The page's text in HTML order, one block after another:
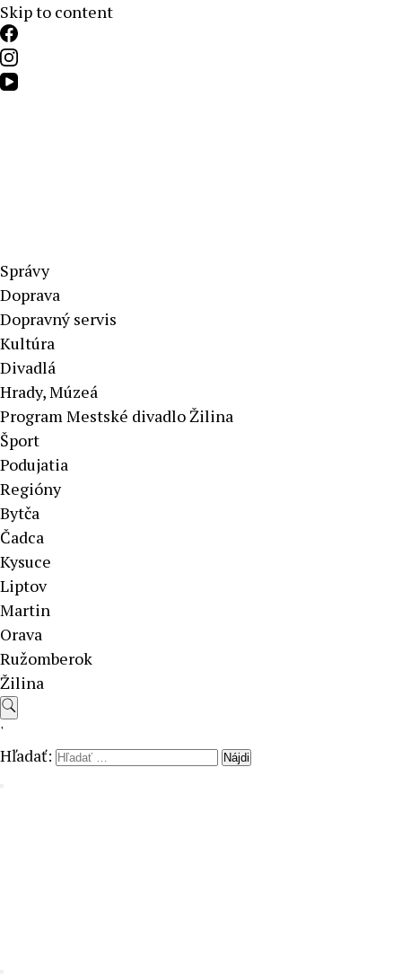
Skip to content
Aktuálne správy – severné Slovensko
Správy
Doprava
Dopravný servis
Kultúra
Divadlá
Hrady, Múzeá
Program Mestské divadlo Žilina
Šport
Podujatia
Regióny
Bytča
Čadca
Kysuce
Liptov
Martin
Orava
Ružomberok
Žilina
'
Hľadať: